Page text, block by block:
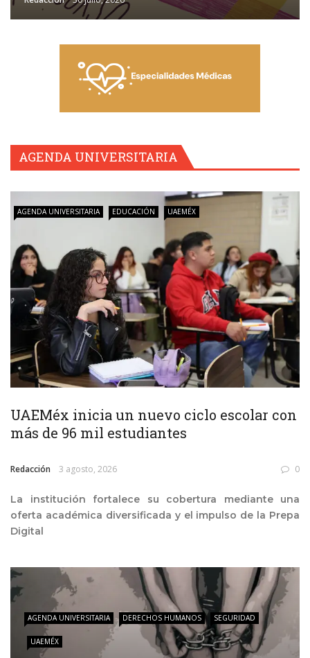
AGENDA UNIVERSITARIA
AGENDA UNIVERSITARIA EDUCACIÓN UAEMÉX
UAEMéx inicia un nuevo ciclo escolar con
más de 96 mil estudiantes
Redacción 3 agosto, 2026 0
La institución fortalece su cobertura mediante una
oferta académica diversificada y el impulso de la Prepa
Digital
AGENDA UNIVERSITARIA DERECHOS HUMANOS SEGURIDAD
UAEMÉX